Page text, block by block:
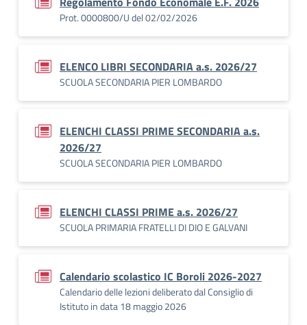
Prot. 0000800/U del 02/02/2026
ELENCO LIBRI SECONDARIA a.s. 2026/27
SCUOLA SECONDARIA PIER LOMBARDO
ELENCHI CLASSI PRIME SECONDARIA a.s.
2026/27
SCUOLA SECONDARIA PIER LOMBARDO
ELENCHI CLASSI PRIME a.s. 2026/27
SCUOLA PRIMARIA FRATELLI DI DIO E GALVANI
Calendario scolastico IC Boroli 2026-2027
Calendario delle lezioni deliberato dal Consiglio di
Istituto in data 18 maggio 2026